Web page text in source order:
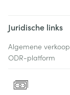
Juridische links
Algemene
ODR-platform